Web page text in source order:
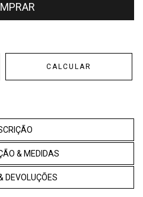
CALCULAR
& MEDIDAS
DEVOLUÇÕES